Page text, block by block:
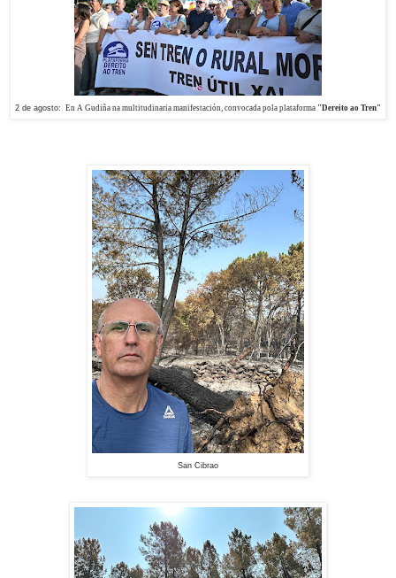
2 de agosto: En A Gudiña na multitudinaria manifestación, convocada pola plataforma "Dereito ao Tren"
San Cibrao